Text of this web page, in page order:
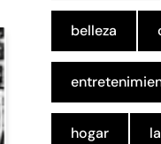
belleza
hogar